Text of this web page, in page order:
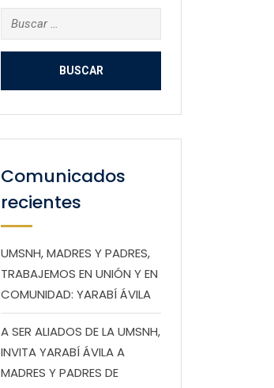
Buscar:
Comunicados
recientes
UMSNH, MADRES Y PADRES,
TRABAJEMOS EN UNIÓN Y EN
COMUNIDAD: YARABÍ ÁVILA
A SER ALIADOS DE LA UMSNH,
INVITA YARABÍ ÁVILA A
MADRES Y PADRES DE